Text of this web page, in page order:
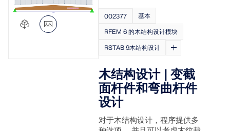
002377
基本
RFEM 6 的木结构设计模块
RSTAB 9木结构设计
木结构设计 | 变截
面杆件和弯曲杆件
设计
对于木结构设计，程序提供多